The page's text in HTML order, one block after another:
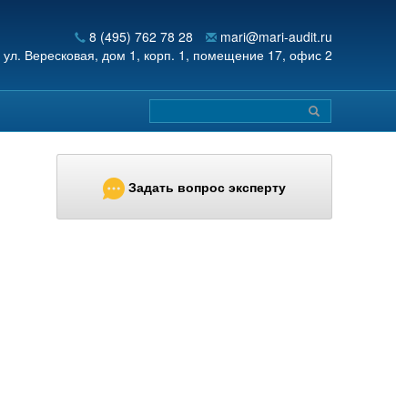
8 (495) 762 78 28
mari@mari-audit.ru
ул. Вересковая, дом 1, корп. 1, помещение 17, офис 2
Задать вопрос эксперту